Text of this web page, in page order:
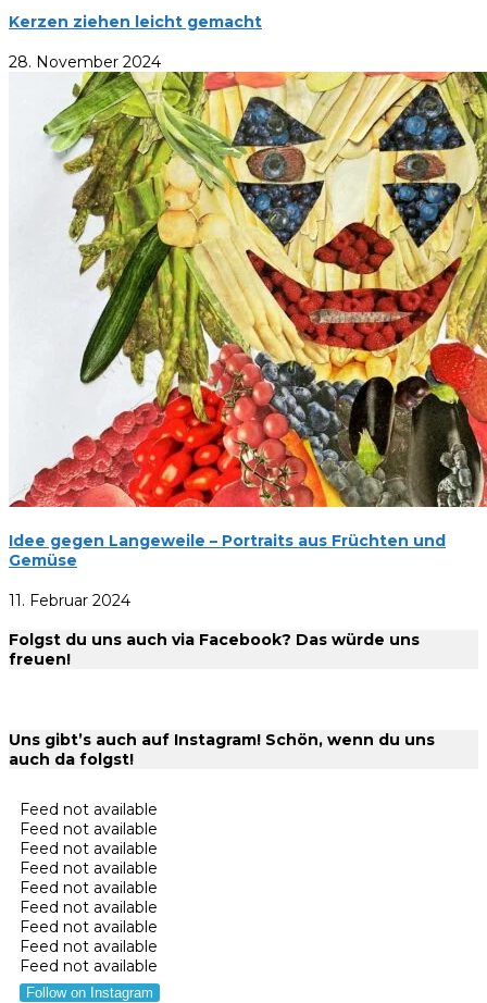
Kerzen ziehen leicht gemacht
28. November 2024
Idee gegen Langeweile – Portraits aus Früchten und
Gemüse
11. Februar 2024
Folgst du uns auch via Facebook? Das würde uns
freuen!
Uns gibt’s auch auf Instagram! Schön, wenn du uns
auch da folgst!
Feed not available
Feed not available
Feed not available
Feed not available
Feed not available
Feed not available
Feed not available
Feed not available
Feed not available
Follow on Instagram